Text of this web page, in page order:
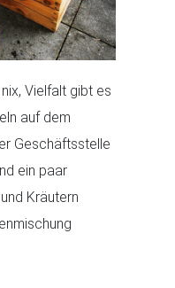
Vielfalt gibt es
auf dem
Geschäftsstelle
ein paar
Kräutern